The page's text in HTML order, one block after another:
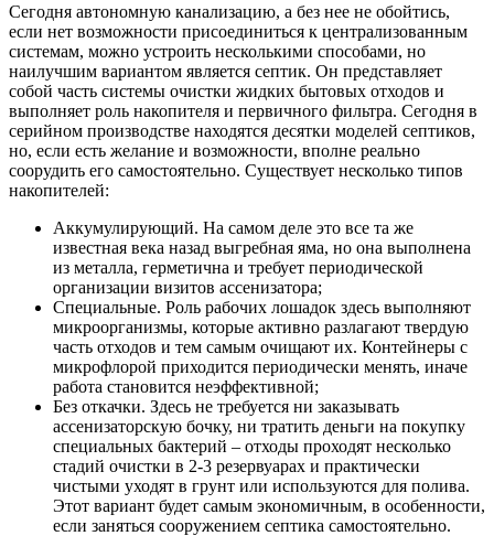
Сегодня автономную канализацию, а без нее не обойтись,
если нет возможности присоединиться к централизованным
системам, можно устроить несколькими способами, но
наилучшим вариантом является септик. Он представляет
собой часть системы очистки жидких бытовых отходов и
выполняет роль накопителя и первичного фильтра. Сегодня в
серийном производстве находятся десятки моделей септиков,
но, если есть желание и возможности, вполне реально
соорудить его самостоятельно. Существует несколько типов
накопителей:
Аккумулирующий. На самом деле это все та же
известная века назад выгребная яма, но она выполнена
из металла, герметична и требует периодической
организации визитов ассенизатора;
Специальные. Роль рабочих лошадок здесь выполняют
микроорганизмы, которые активно разлагают твердую
часть отходов и тем самым очищают их. Контейнеры с
микрофлорой приходится периодически менять, иначе
работа становится неэффективной;
Без откачки. Здесь не требуется ни заказывать
ассенизаторскую бочку, ни тратить деньги на покупку
специальных бактерий – отходы проходят несколько
стадий очистки в 2-3 резервуарах и практически
чистыми уходят в грунт или используются для полива.
Этот вариант будет самым экономичным, в особенности,
если заняться сооружением септика самостоятельно.